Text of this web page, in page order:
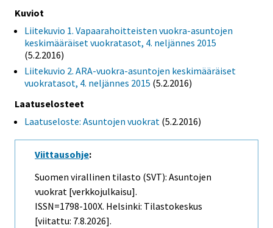
Kuviot
Liitekuvio 1. Vapaarahoitteisten vuokra-asuntojen
keskimääräiset vuokratasot, 4. neljännes 2015
(5.2.2016)
Liitekuvio 2. ARA-vuokra-asuntojen keskimääräiset
vuokratasot, 4. neljännes 2015 (5.2.2016)
Laatuselosteet
Laatuseloste: Asuntojen vuokrat (5.2.2016)
Viittausohje:
Suomen virallinen tilasto (SVT): Asuntojen
vuokrat [verkkojulkaisu].
ISSN=1798-100X. Helsinki: Tilastokeskus
[viitattu: 7.8.2026].